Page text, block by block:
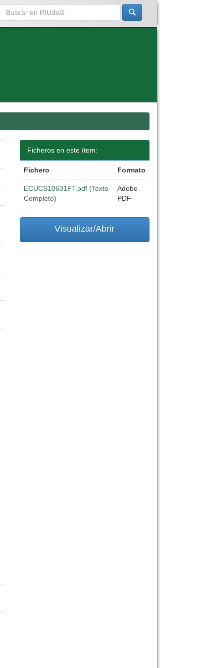
Ficheros en este ítem:
Fichero Formato
ECUCS10631FT.pdf (Texto
Completo)
Adobe
PDF
Visualizar/Abrir